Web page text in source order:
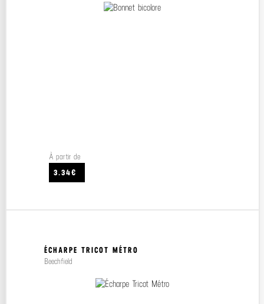
À partir de
3.34€
ÉCHARPE TRICOT MÉTRO
Beechfield